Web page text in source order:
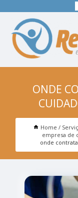
ONDE
Home
empresa de
onde